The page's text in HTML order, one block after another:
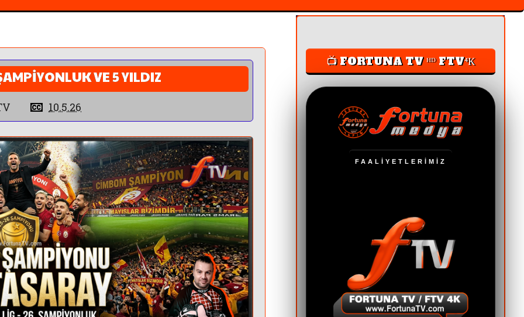
VE 5 YILDIZ
10.5.26
📺 FORTUNA TV ᴴᴰ FTV⁴К
FAALİYETLERİMİZ